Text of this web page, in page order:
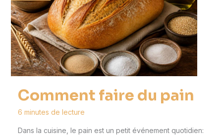
Comment faire du pain
6 minutes de lecture
Dans la cuisine, le pain est un petit événement quotidien: